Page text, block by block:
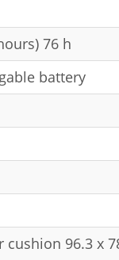
76 h
battery
cushion 96.3 x